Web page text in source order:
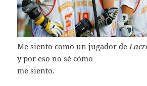
Me siento como un jugador de
y por eso no sé cómo
me siento.